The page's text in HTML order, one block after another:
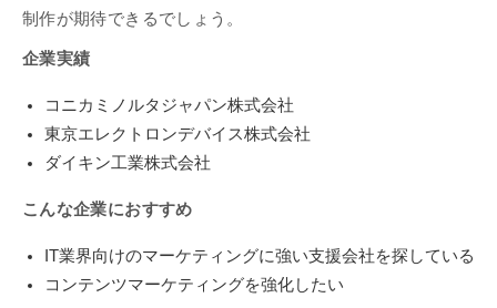
制作が期待できるでしょう。
企業実績
コニカミノルタジャパン株式会社
東京エレクトロンデバイス株式会社
ダイキン工業株式会社
こんな企業におすすめ
IT業界向けのマーケティングに強い支援会社を探している
コンテンツマーケティングを強化したい